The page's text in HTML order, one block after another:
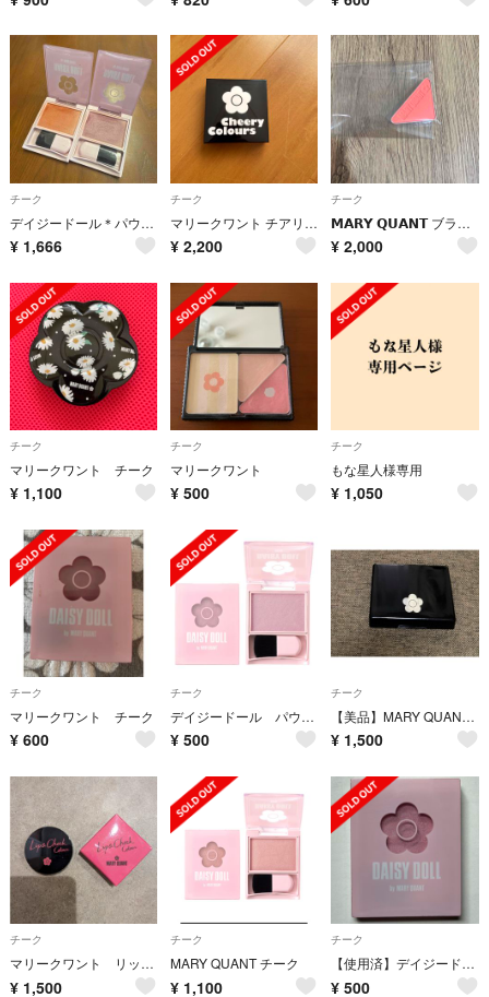
チーク
デイジードール＊パウダーブラッシュ R-01 ×O-02 2色セット
¥ 1,666
チーク
マリークワント チアリー カラーズ フォー チークス 02 Rad
¥ 2,200
チーク
𝗠𝗔𝗥𝗬 𝗤𝗨𝗔𝗡𝗧 ブラッシュベビー チーク
¥ 2,000
チーク
マリークワント チーク
¥ 1,100
チーク
マリークワント
¥ 500
チーク
もな星人様専用
¥ 1,050
チーク
マリークワント チーク
¥ 600
チーク
デイジードール パウダーブラッシュ PK-02 チーク
¥ 500
チーク
【美品】MARY QUANT ピンク系 チーク
¥ 1,500
チーク
マリークワント リップ＆チーク
¥ 1,500
チーク
MARY QUANT チーク
¥ 1,100
チーク
【使用済】デイジードール パウダー ブラッシュ PK-02 チーク
¥ 500